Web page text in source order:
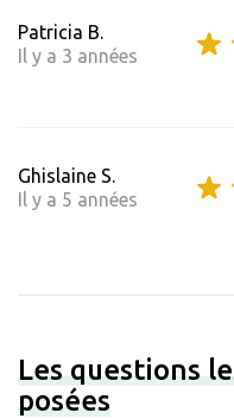
Patricia B.
Il y a 3 années
Ghislaine S.
Il y a 5 années
Les questions
posées